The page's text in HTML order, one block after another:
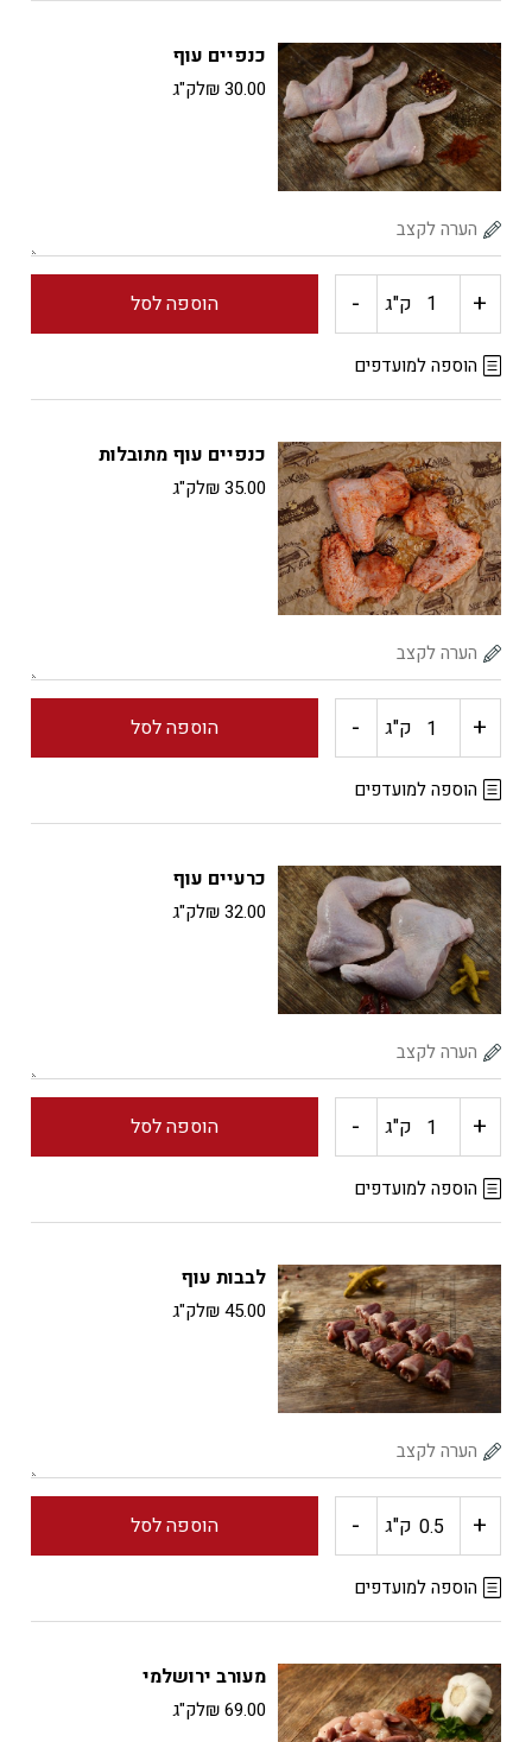
עוף
כנפיים עוף
₪30.00 לק"ג
+ כמות
של
עוף
ק"ג - הוספה לסל
הוספה למועדפים
כנפיים עוף מתובלות
₪35.00 לק"ג
+ כמות
של
עוף
מתובלות
ק"ג - הוספה לסל
הוספה למועדפים
כרעיים עוף
₪32.00 לק"ג
+ כמות
של
עוף
ק"ג - הוספה לסל
הוספה למועדפים
לבבות עוף
₪45.00 לק"ג
+ כמות
של
עוף
ק"ג - הוספה לסל
הוספה למועדפים
מעורב ירושלמי
₪69.00 לק"ג